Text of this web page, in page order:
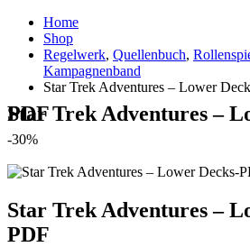
Home
Shop
Regelwerk, Quellenbuch,
Kampagnenband
Star Trek Adventures – Lower
Star Trek Adventures – Lower Decks-PDF
-30%
Star Trek Adventures –
PDF